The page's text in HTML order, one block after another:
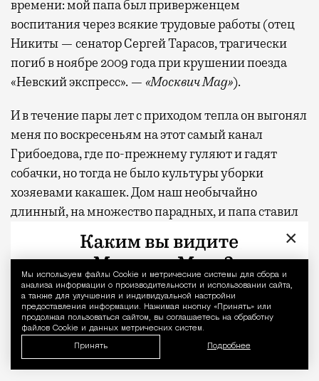
Уведомление
Мы используем файлы Сookie и метрические системы для сбора и
анализа информации о производительности и использовании сайта,
а также для улучшения и индивидуальной настройки
предоставления информации. Нажимая кнопку «Принять» или
продолжая пользоваться сайтом, вы соглашаетесь на обработку
файлов Cookie и данных метрических систем.
Принять Подробнее
Попасть в бизнес-залы
могут держатели карт Mir Supreme. Причем
не только в столице. Всего доступно более
1000 бизнес-залов по всему миру.
времени: мой папа был приверженцем
воспитания через всякие трудовые работы (отец
Никиты — сенатор Сергей Тарасов, трагически
погиб в ноябре 2009 года при крушении поезда
«Невский экспресс». — «Москвич Mag»).
И в течение пары лет с приходом тепла он выгонял
меня по воскресеньям на этот самый канал
Грибоедова, где по-прежнему гуляют и гадят
собачки, но тогда не было культуры уборки
хозяевами какашек. Дом наш необычайно
длинный, на множество парадных, и папа ставил
задачу: убираешь все от одного края здания до
другого, потому что должно быть чисто там, где
живешь. Сам он при этом, как говорил, руководил
моей работой, то есть лежал на диване, смотрел
футбол и читал газеты, периодически
высовываясь из окна, чтобы контролировать ход
×